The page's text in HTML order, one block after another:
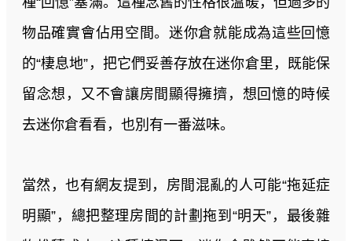
物品確實會佔用空間。迷你倉就能成為這些回憶
的“棲息地”，把它們妥善存放在迷你倉里，既能保
留念想，又不會讓房間顯得擁擠，想回憶的時候
去迷你倉看看，也別有一番滋味。
當然，也有網友提到，房間混亂的人可能“拖延症
明顯”，總把整理房間的計劃拖到“明天”，最後雜